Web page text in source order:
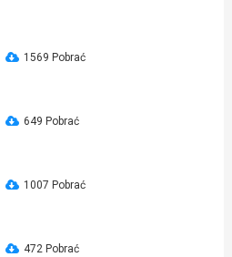
1569 Pobrać
649 Pobrać
1007 Pobrać
472 Pobrać